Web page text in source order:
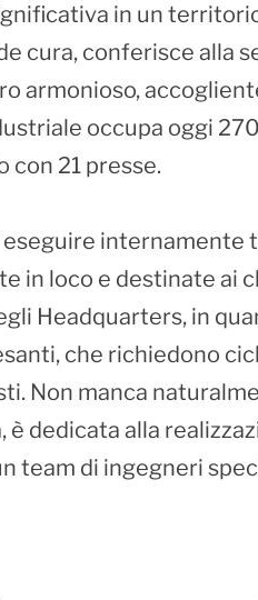
in un
cura, conferisce alla
armonioso,
occupa oggi
con 21 presse.
eseguire
in loco e destinate ai
Headquarters, in
che richiedono
Non manca
è dedicata alla
team di ingegneri